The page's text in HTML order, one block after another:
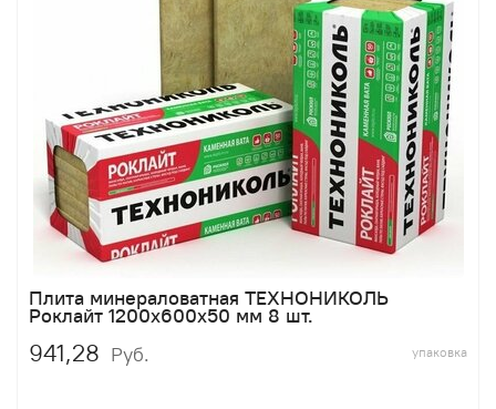
Плита минераловатная ТЕХНОНИКОЛЬ
Роклайт 1200х600х50 мм 8 шт.
941,28 Руб. упаковка